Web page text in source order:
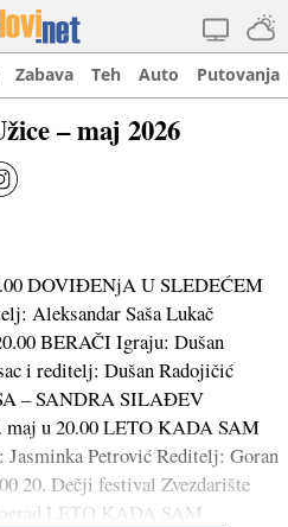
Zabava Teh Auto Putovanja
– maj 2026
DOVIĐENjA U SLEDEĆEM
Aleksandar Saša Lukač
BERAČI Igraju: Dušan
i reditelj: Dušan Radojičić
– SANDRA SILAĐEV
maj u 20.00 LETO KADA SAM
Petrović Reditelj: Goran
20. Dečji festival Zvezdarište
LETO KADA SAM